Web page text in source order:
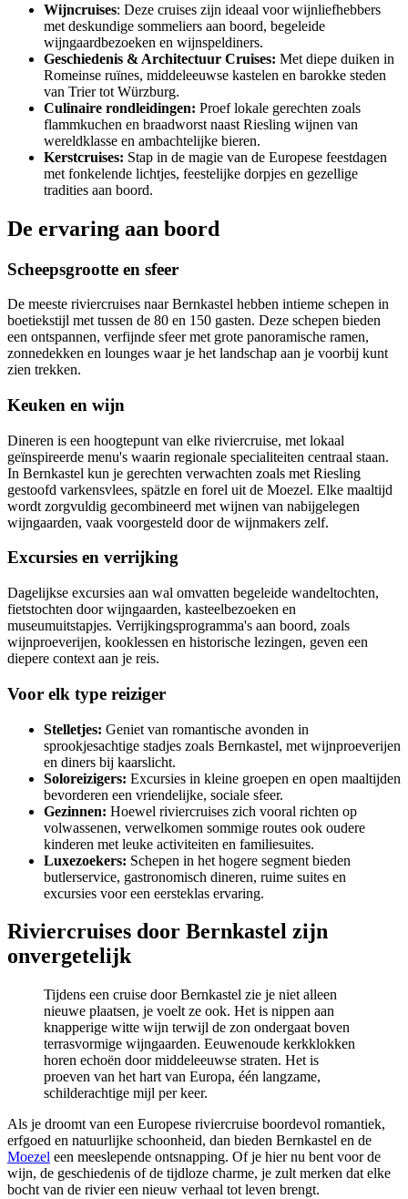
Wijncruises: Deze cruises zijn ideaal voor wijnliefhebbers
met deskundige sommeliers aan boord, begeleide
wijngaardbezoeken en wijnspeldiners.
Geschiedenis & Architectuur Cruises: Met diepe duiken in
Romeinse ruïnes, middeleeuwse kastelen en barokke steden
van Trier tot Würzburg.
Culinaire rondleidingen: Proef lokale gerechten zoals
flammkuchen en braadworst naast Riesling wijnen van
wereldklasse en ambachtelijke bieren.
Kerstcruises: Stap in de magie van de Europese feestdagen
met fonkelende lichtjes, feestelijke dorpjes en gezellige
tradities aan boord.
De ervaring aan boord
Scheepsgrootte en sfeer
De meeste riviercruises naar Bernkastel hebben intieme schepen in
boetiekstijl met tussen de 80 en 150 gasten. Deze schepen bieden
een ontspannen, verfijnde sfeer met grote panoramische ramen,
zonnedekken en lounges waar je het landschap aan je voorbij kunt
zien trekken.
Keuken en wijn
Dineren is een hoogtepunt van elke riviercruise, met lokaal
geïnspireerde menu's waarin regionale specialiteiten centraal staan.
In Bernkastel kun je gerechten verwachten zoals met Riesling
gestoofd varkensvlees, spätzle en forel uit de Moezel. Elke maaltijd
wordt zorgvuldig gecombineerd met wijnen van nabijgelegen
wijngaarden, vaak voorgesteld door de wijnmakers zelf.
Excursies en verrijking
Dagelijkse excursies aan wal omvatten begeleide wandeltochten,
fietstochten door wijngaarden, kasteelbezoeken en
museumuitstapjes. Verrijkingsprogramma's aan boord, zoals
wijnproeverijen, kooklessen en historische lezingen, geven een
diepere context aan je reis.
Voor elk type reiziger
Stelletjes: Geniet van romantische avonden in
sprookjesachtige stadjes zoals Bernkastel, met wijnproeverijen
en diners bij kaarslicht.
Soloreizigers: Excursies in kleine groepen en open maaltijden
bevorderen een vriendelijke, sociale sfeer.
Gezinnen: Hoewel riviercruises zich vooral richten op
volwassenen, verwelkomen sommige routes ook oudere
kinderen met leuke activiteiten en familiesuites.
Luxezoekers: Schepen in het hogere segment bieden
butlerservice, gastronomisch dineren, ruime suites en
excursies voor een eersteklas ervaring.
Riviercruises door Bernkastel zijn
onvergetelijk
Tijdens een cruise door Bernkastel zie je niet alleen
nieuwe plaatsen, je voelt ze ook. Het is nippen aan
knapperige witte wijn terwijl de zon ondergaat boven
terrasvormige wijngaarden. Eeuwenoude kerkklokken
horen echoën door middeleeuwse straten. Het is
proeven van het hart van Europa, één langzame,
schilderachtige mijl per keer.
Als je droomt van een Europese riviercruise boordevol romantiek,
erfgoed en natuurlijke schoonheid, dan bieden Bernkastel en de
Moezel een meeslepende ontsnapping. Of je hier nu bent voor de
wijn, de geschiedenis of de tijdloze charme, je zult merken dat elke
bocht van de rivier een nieuw verhaal tot leven brengt.